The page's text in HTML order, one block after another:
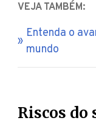
VEJA TAMBÉM:
Entenda o
mundo
Riscos do